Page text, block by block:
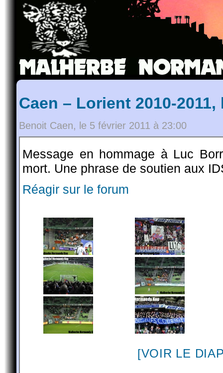
Caen – Lorient 2010-
Benoit Caen, le 5 février 2011 à 23:00
Message en hommage à Luc
mort. Une phrase de soutien aux
Réagir sur le forum
[VOIR LE